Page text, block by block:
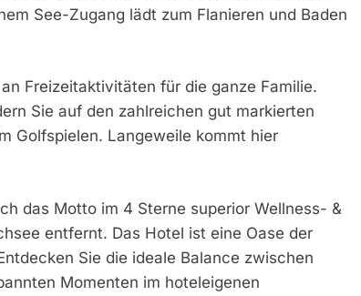
See-Zugang lädt zum Flanieren und Baden
Freizeitaktivitäten für die ganze Familie.
Sie auf den zahlreichen gut markierten
Golfspielen. Langeweile kommt hier
das Motto im 4 Sterne superior Wellness- &
entfernt. Das Hotel ist eine Oase der
Sie die ideale Balance zwischen
Momenten im hoteleigenen